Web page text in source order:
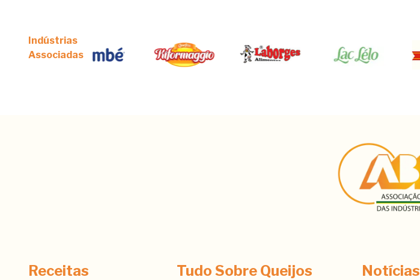
Indústrias
Associadas
Receitas Tudo Sobre Queijos Notícias